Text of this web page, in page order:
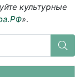
культурные
».